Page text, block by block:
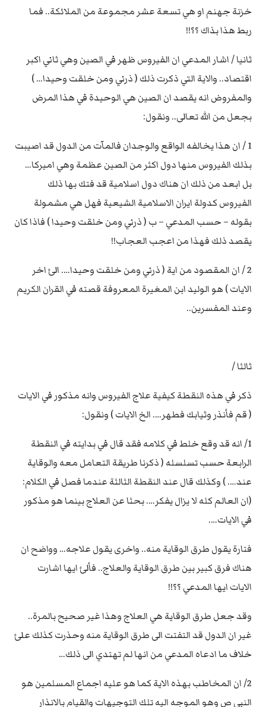
خزنة جهنم او هي تسعة عشر مجموعة من الملائكة.. فما
ربط هذا بذاك ؟؟!!
ثانيا / اشار المدعي ان الفيروس ظهر في الصين وهي ثاني اكبر
اقتصاد.. والاية التي ذكرت ذلك ( ذرني ومن خلقت وحيدا… )
والمفروض انه يقصد ان الصين هي الوحيدة في هذا المرض
بجعل من الله تعالى.. ونقول:
1 / ان هذا يخالفه الواقع والوجدان فالمآت من الدول قد اصيبت
بذلك الفيروس منها دول اكثر من الصين عظمة وهي اميركا…
بل ابعد من ذلك ان هناك دول اسلامية قد فتك بها ذلك
الفيروس كدولة ايران الاسلامية الشيعية فهل هي مشمولة
بقوله – حسب المدعي – ب ( ذرني ومن خلقت وحيدا ) فاذا كان
يقصد ذلك فهذا من اعجب العجاب!!
2 / ان المقصود من اية ( ذرني ومن خلقت وحيدا…. الئ اخر
الايات ) هو الوليد ابن المغيرة المعروفة قصته في القران الكريم
وعند المفسرين..
ثالثا /
ذكر في هذه النقطة كيفية علاج الفيروس وانه مذكور في الايات
( قم فأنذر وثيابك فطهر…. الخ الايات ) ونقول:
1/ انه قد وقع خلط في كلامه فقد قال في بدايته في النقطة
الرابعة حسب تسلسله ( ذكرنا طريقة التعامل معه والوقاية
عند…. ) وكذلك قال عند النقطة الثالثة عندما فصل في الكلام:
(ان العالم كله لا يزال يفكر…. بحثا عن العلاج بينما هو مذكور
في الايات….
فتارة يقول طرق الوقاية منه.. واخرى يقول علاجه… وواضح ان
هناك فرق كبير بين طرق الوقاية والعلاج.. فألئ ايها اشارت
الايات ايها المدعي ؟؟!!
وقد جعل طرق الوقاية هي العلاج وهذا غير صحيح بالمرة..
غير ان الدول قد التفتت الى طرق الوقاية منه وحذرت كذلك علئ
خلاف ما ادعاه المدعي من انها لم تهتدي الى ذلك…
2/ ان المخاطب بهذه الاية كما هو عليه اجماع المسلمين هو
النبي ص وهو الموجه اليه تلك التوجيهات والقيام بالانذار